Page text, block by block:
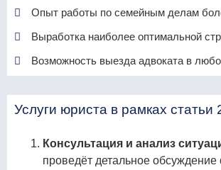
Опыт работы по семейным делам
Выработка наиболее оптимальной
Возможность выезда адвоката в
Услуги юриста в рамках
Консультация и анализ
проведёт детальное обсуждение